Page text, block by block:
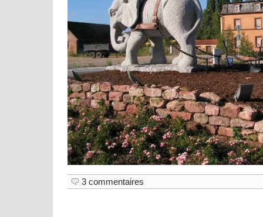
3 commentaires